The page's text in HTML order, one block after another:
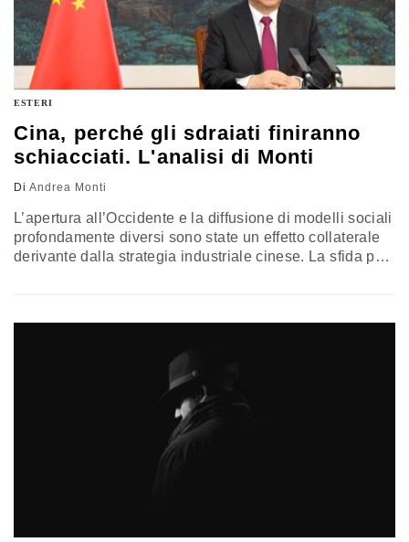
ESTERI
Cina, perché gli sdraiati finiranno
schiacciati. L'analisi di Monti
Di Andrea Monti
L’apertura all’Occidente e la diffusione di modelli sociali
profondamente diversi sono state un effetto collaterale
derivante dalla strategia industriale cinese. La sfida per